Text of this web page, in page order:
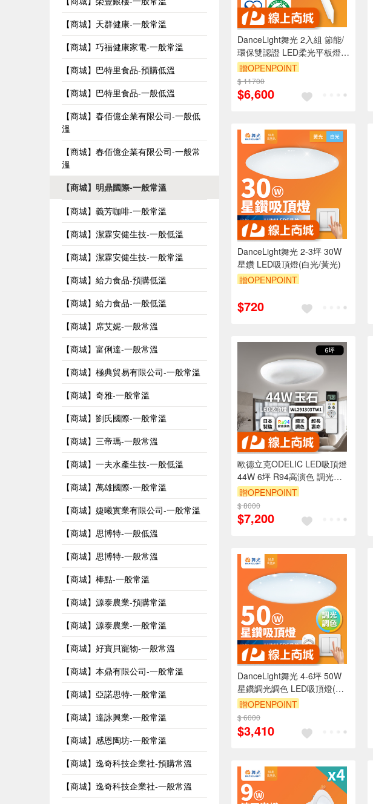
【商城】天群健康-一般常溫
【商城】巧福健康家電-一般常溫
【商城】巴特里食品-預購低溫
【商城】巴特里食品-一般低溫
【商城】春佰億企業有限公司-一般低
溫
【商城】春佰億企業有限公司-一般常
溫
【商城】明鼎國際-一般常溫
【商城】義芳咖啡-一般常溫
【商城】潔霖安健生技-一般低溫
【商城】潔霖安健生技-一般常溫
【商城】給力食品-預購低溫
【商城】給力食品-一般低溫
【商城】席艾妮-一般常溫
【商城】富俐達-一般常溫
【商城】極典貿易有限公司-一般常溫
【商城】奇雅-一般常溫
【商城】劉氏國際-一般常溫
【商城】三帝瑪-一般常溫
【商城】一夫水產生技-一般低溫
【商城】萬雄國際-一般常溫
【商城】婕曦實業有限公司-一般常溫
【商城】思博特-一般低溫
【商城】思博特-一般常溫
【商城】棒點-一般常溫
【商城】源泰農業-預購常溫
【商城】源泰農業-一般常溫
【商城】好寶貝寵物-一般常溫
【商城】本鼎有限公司-一般常溫
【商城】亞諾思特-一般常溫
【商城】達詠興業-一般常溫
【商城】感恩陶坊-一般常溫
【商城】逸奇科技企業社-預購常溫
【商城】逸奇科技企業社-一般常溫
DanceLight舞光 2入組 節能/
環保雙認證 LED柔光平板燈 4
呎X2呎 45W 輕鋼架面板燈(白
光D-42PD45D-EGR1)
贈OPENPOINT
訂單滿999享9折
$ 11700
$6,600
DanceLight舞光 2-3坪 30W
星鑽 LED吸頂燈(白光/黃光)
贈OPENPOINT
$720
歐德立克ODELIC LED吸頂燈
44W 6坪 R94高演色 調光調
色 日本製(玉石
WL291303TW)
贈OPENPOINT
訂單滿999享9折
$ 8000
$7,200
DanceLight舞光 4-6坪 50W
星鑽調光調色 LED吸頂燈(四
段壁切/遙控兩用)
贈OPENPOINT
訂單滿999享9折
$ 6000
$3,410